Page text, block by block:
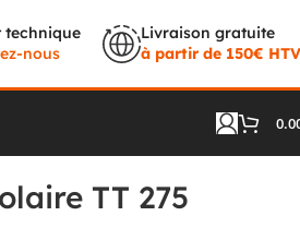
technique
nous
Livraison gratuite
à partir de 150€
TT 275